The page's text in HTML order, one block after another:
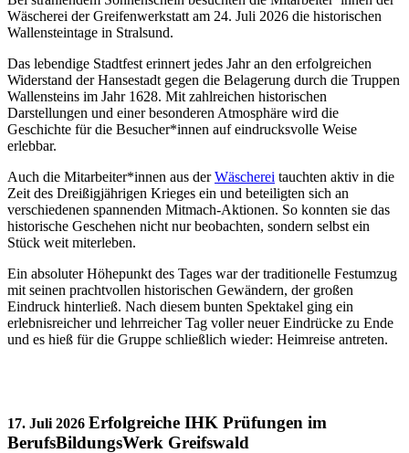
Wäscherei der Greifenwerkstatt am 24. Juli 2026 die historischen
Wallensteintage in Stralsund.
Das lebendige Stadtfest erinnert jedes Jahr an den erfolgreichen
Widerstand der Hansestadt gegen die Belagerung durch die Truppen
Wallensteins im Jahr 1628. Mit zahlreichen historischen
Darstellungen und einer besonderen Atmosphäre wird die
Geschichte für die Besucher*innen auf eindrucksvolle Weise
erlebbar.
Auch die Mitarbeiter*innen aus derWäscherei tauchten aktiv in die
Zeit des Dreißigjährigen Krieges ein und beteiligten sich an
verschiedenen spannenden Mitmach-Aktionen. So konnten sie das
historische Geschehen nicht nur beobachten, sondern selbst ein
Stück weit miterleben.
Ein absoluter Höhepunkt des Tages war der traditionelle Festumzug
mit seinen prachtvollen historischen Gewändern, der großen
Eindruck hinterließ. Nach diesem bunten Spektakel ging ein
erlebnisreicher und lehrreicher Tag voller neuer Eindrücke zu Ende
und es hieß für die Gruppe schließlich wieder: Heimreise antreten.
17. Juli 2026 Erfolgreiche IHK Prüfungen im
BerufsBildungsWerk Greifswald